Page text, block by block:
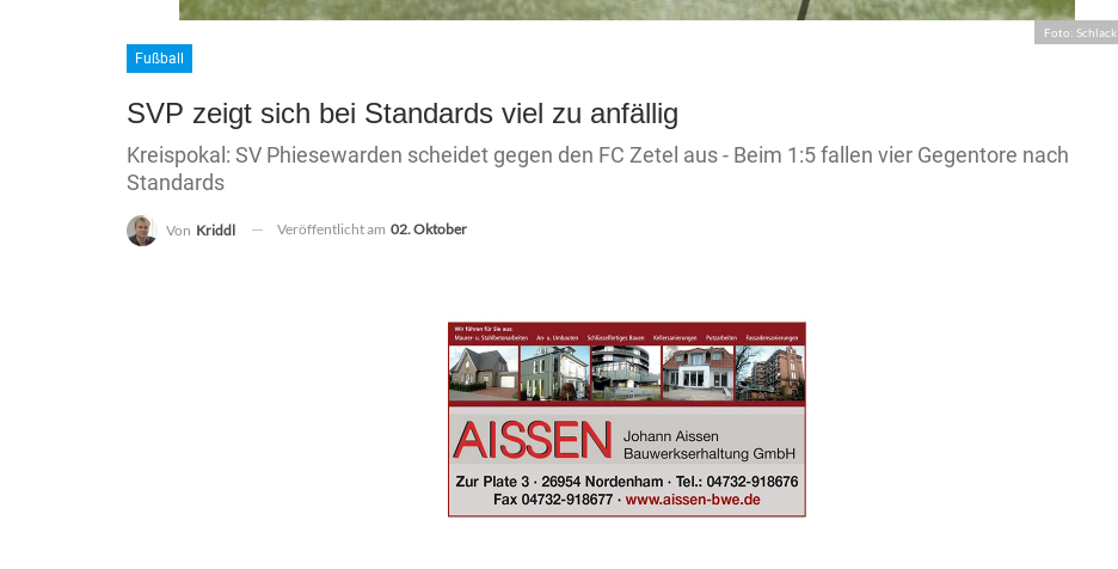
Foto: Schlack
Fußball
SVP zeigt sich bei Standards viel zu anfällig
Kreispokal: SV Phiesewarden scheidet gegen den FC Zetel aus - Beim 1:5 fallen vier Gegentore nach
Standards
Von Kriddl Veröffentlicht am 02. Oktober